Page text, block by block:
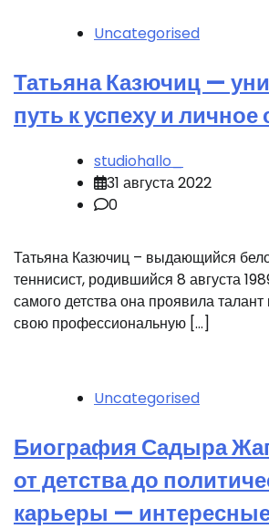
Uncategorised
Татьяна Казючиц —
путь к успеху и личное
studiohallo_
31 августа 2022
0
Татьяна Казючиц – выдающийся
теннисист, родившийся 8 августа
самого детства она проявила
свою профессиональную […]
Uncategorised
Биография Садыра
от детства до
карьеры —